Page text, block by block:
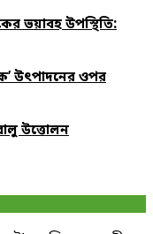
ভয়াবহ উপস্থিতি:
উৎপাদনের ওপর
উত্তোলন